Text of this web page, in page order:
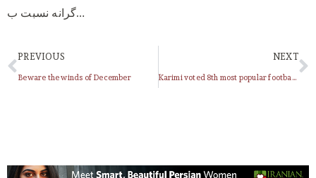
گرانه نسبت ب…
PREVIOUS
Beware the winds of December
NEXT
Karimi voted 8th most popular footballer alive